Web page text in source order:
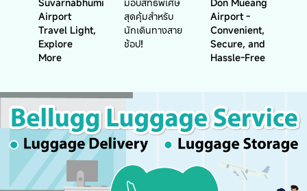
Airport
Travel Light,
Explore
More
สุดคุ้มสำหรับ
นักเดินทางสาย
ช้อป!
Airport -
Convenient,
Secure, and
Hassle-Free